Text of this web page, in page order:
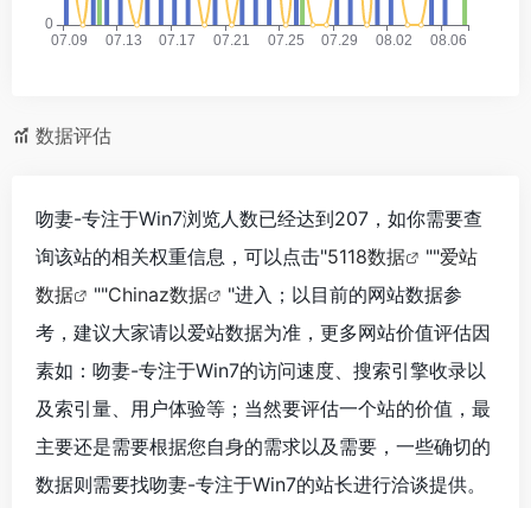
数据评估
吻妻-专注于Win7浏览人数已经达到207，如你需要查
询该站的相关权重信息，可以点击"5118数据 ""爱站
数据
""Chinaz数据
"进入；以目前的网站数据参
考，建议大家请以爱站数据为准，更多网站价值评估因
素如：吻妻-专注于Win7的访问速度、搜索引擎收录以
及索引量、用户体验等；当然要评估一个站的价值，最
主要还是需要根据您自身的需求以及需要，一些确切的
数据则需要找吻妻-专注于Win7的站长进行洽谈提供。